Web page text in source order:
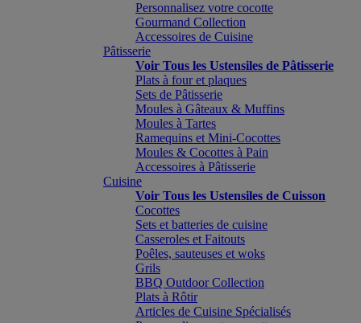
Personnalisez votre cocotte
Gourmand Collection
Accessoires de Cuisine
Pâtisserie
Voir Tous les Ustensiles de Pâtisserie
Plats à four et plaques
Sets de Pâtisserie
Moules à Gâteaux & Muffins
Moules à Tartes
Ramequins et Mini-Cocottes
Moules & Cocottes à Pain
Accessoires à Pâtisserie
Cuisine
Voir Tous les Ustensiles de Cuisson
Cocottes
Sets et batteries de cuisine
Casseroles et Faitouts
Poêles, sauteuses et woks
Grils
BBQ Outdoor Collection
Plats à Rôtir
Articles de Cuisine Spécialisés